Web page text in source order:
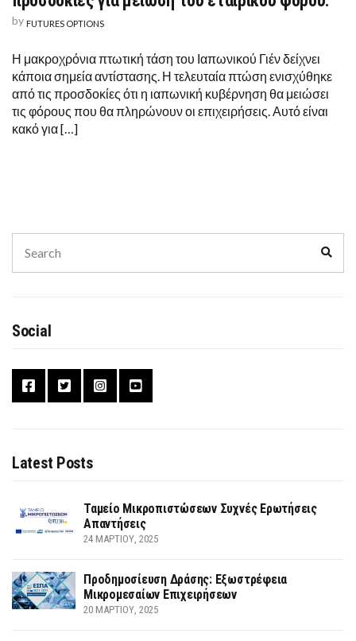
by FUTURES OPTIONS
Η μακροχρόνια πτωτική τάση του Ιαπωνικού Γιέν δείχνει
κάποια σημεία αντίστασης. Η τελευταία πτώση ενισχύθηκε
από τις προσδοκίες ότι η ιαπωνική κυβέρνηση θα μειώσει
τις φόρους που θα πληρώνουν οι επιχειρήσεις. Αυτό είναι
κακό για […]
for:
Social
Latest Posts
Ταμείο Μικροπιστώσεων Συχνές Ερωτήσεις
Απαντήσεις
24 ΜΑΡΤΊΟΥ, 2025
Προδημοσίευση Δράσης: Εξωστρέφεια
Μικρομεσαίων Επιχειρήσεων
20 ΜΑΡΤΊΟΥ, 2025